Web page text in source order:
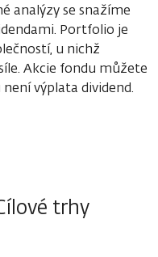
analýzy se snažíme
Portfolio je
u nichž
Akcie fondu můžete
výplata dividend.
trhy